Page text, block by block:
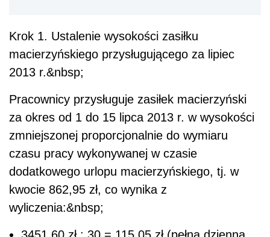
Krok 1. Ustalenie wysokości zasiłku
macierzyńskiego przysługującego za lipiec
2013 r.&nbsp;
Pracownicy przysługuje zasiłek macierzyński
za okres od 1 do 15 lipca 2013 r. w wysokości
zmniejszonej proporcjonalnie do wymiaru
czasu pracy wykonywanej w czasie
dodatkowego urlopu macierzyńskiego, tj. w
kwocie 862,95 zł, co wynika z
wyliczenia:&nbsp;